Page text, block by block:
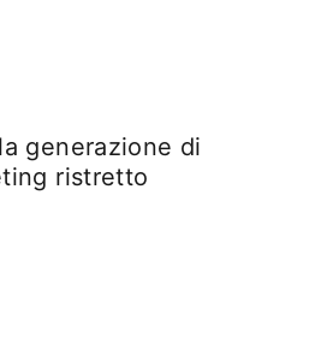
generazione di
ristretto